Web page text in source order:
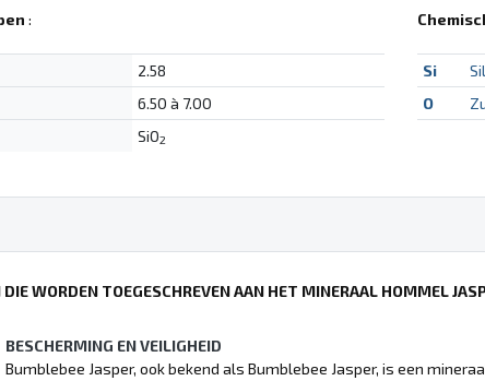
:
2.58
6.50 à 7.00
SiO2
Si
O
DIE WORDEN TOEGESCHREVEN AAN HET MINERAAL HOMMEL
BESCHERMING EN VEILIGHEID
Bumblebee Jasper, ook bekend als Bumblebee Jasper, is een